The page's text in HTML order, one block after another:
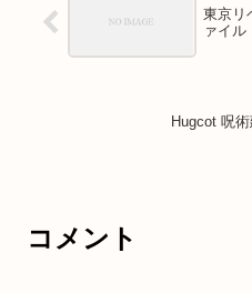
東京リ
ァイル
Hugcot 呪
コメント